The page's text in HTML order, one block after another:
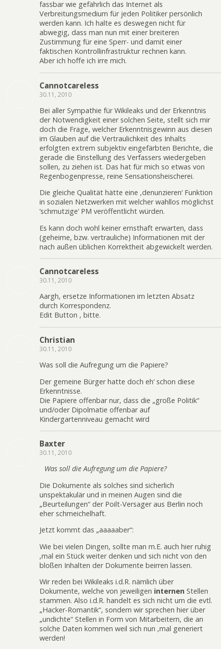
fassbar wie gefährlich das Internet als
Verbreitungsmedium für jeden Politiker persönlich
werden kann. Ich halte es deswegen nicht für
abwegig, dass man nun mit einer breiteren
Zustimmung für eine Sperr- und damit einer
faktischen Kontrollinfrastruktur rechnen kann.
Aber ich hoffe ich irre mich.
Cannotcareless
30.11, 2010
Bei aller Sympathie für Wikileaks und der Erkenntnis
der Notwendigkeit einer solchen Seite, stellt sich mir
doch die Frage, welcher Erkenntnisgewinn aus diesen
im Glauben auf die Vertraulichkeit des Inhalts
erfolgten extrem subjektiv eingefärbten Berichte, die
gerade die Einstellung des Verfassers wiedergeben
sollen, zu ziehen ist. Das hat für mich so etwas von
Regenbogenpresse, reine Sensationsheischerei.
Die gleiche Qualität hätte eine ‚denunzieren‘ Funktion
in sozialen Netzwerken mit welcher wahllos möglichst
’schmutzige‘ PM veröffentlicht würden.
Es kann doch wohl keiner ernsthaft erwarten, dass
(geheime, bzw. vertrauliche) Informationen mit der
nach außen üblichen Korrektheit abgewickelt werden.
Cannotcareless
30.11, 2010
Aargh, ersetze Informationen im letzten Absatz
durch Korrespondenz.
Edit Button , bitte.
Christian
30.11, 2010
Was soll die Aufregung um die Papiere?
Der gemeine Bürger hatte doch eh‘ schon diese
Erkenntnisse.
Die Papiere offenbar nur, dass die „große Politik“
und/oder Dipolmatie offenbar auf
Kindergartenniveau gemacht wird
Baxter
30.11, 2010
Was soll die Aufregung um die Papiere?
Die Dokumente als solches sind sicherlich
unspektakulär und in meinen Augen sind die
„Beurteilungen“ der Poilt-Versager aus Berlin noch
eher schmeichelhaft.
Jetzt kommt das „aaaaaber“:
Wie bei vielen Dingen, sollte man m.E. auch hier ruhig
‚mal ein Stück weiter denken und sich nicht von den
bloßen Inhalten der Dokumente beirren lassen.
Wir reden bei Wikileaks i.d.R. nämlich über
Dokumente, welche von jeweiligen internen Stellen
stammen. Also i.d.R. handelt es sich nicht um die evtl.
„Hacker-Romantik“, sondern wir sprechen hier über
„undichte“ Stellen in Form von Mitarbeitern, die an
solche Daten kommen weil sich nun ‚mal generiert
werden!